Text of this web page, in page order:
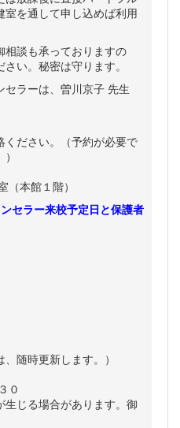
を通して申し込めば利用
相談も承っておりますの
い。秘密は守ります。
ラーは、曽川京子 先生
ださい。（予約が必要で
本館１階）
セラー来校予定日と保護者
随時更新します。）
０
じる場合があります。御